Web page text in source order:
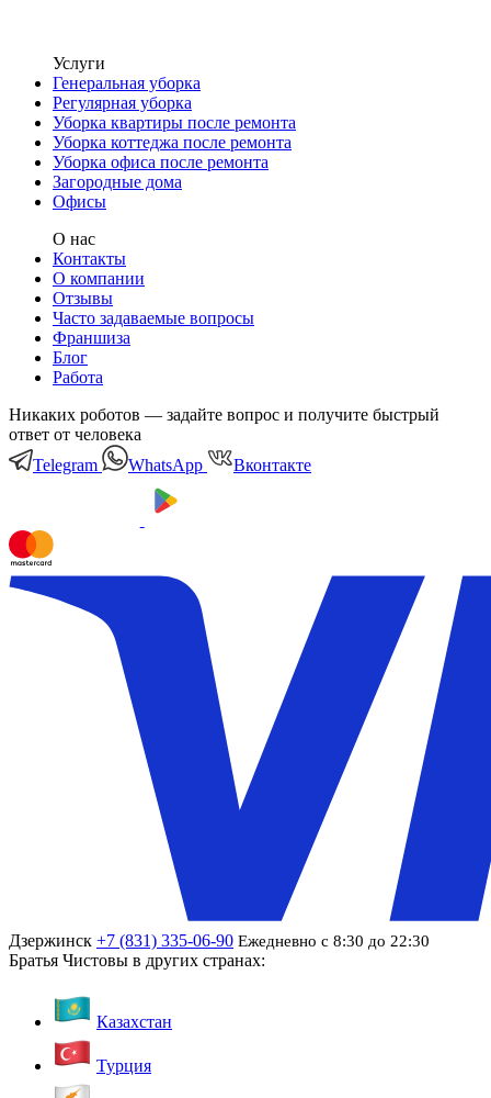
Услуги
Генеральная уборка
Регулярная уборка
Уборка квартиры после ремонта
Уборка коттеджа после ремонта
Уборка офиса после ремонта
Загородные дома
Офисы
О нас
Контакты
О компании
Отзывы
Часто задаваемые вопросы
Франшиза
Блог
Работа
Никаких роботов — задайте вопрос и получите быстрый
ответ от человека
Telegram
WhatsApp Вконтакте
Дзержинск +7 (831) 335-06-90 Ежедневно с 8:30 до 22:30
Братья Чистовы в других странах:
Казахстан
Турция